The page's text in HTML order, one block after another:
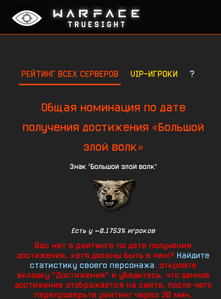
РЕЙТИНГ ВСЕХ СЕРВЕРОВ VIP-ИГРОКИ ?
Общая номинация по дате
получения достижения «Большой
злой волк»
Знак 'Большой злой волк'
Есть у ~0.1753% игроков
Вас нет в рейтинге по дате получения
достижения, хотя должны быть в нем? Найдите
статистику своего персонажа, откройте
вкладку "Достижения" и убедитесь, что данное
достижение отображается на сайте, после чего
перепроверьте рейтинг через 30 мин.